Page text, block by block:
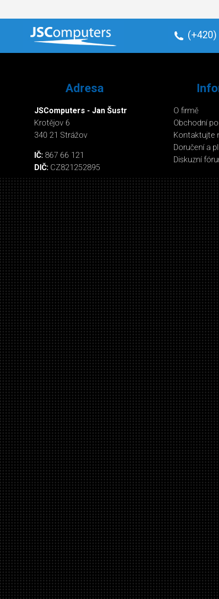
(+420)
Adresa
JSComputers - Jan Šustr
Krotějov 6
340 21 Strážov
IČ: 867 66 121
DIČ: CZ821252895
O firmě
Obchodní
Kontaktujte
Doručení a
Diskuzní